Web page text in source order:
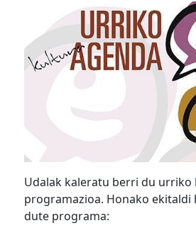
Udalak kaleratu berri du
programazioa. Honako ekitaldi
dute programa: